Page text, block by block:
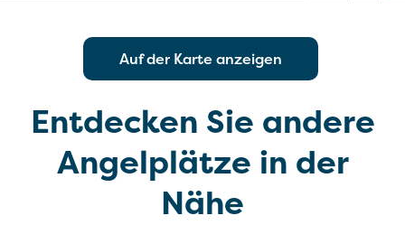
Auf der Karte anzeigen
Entdecken Sie andere
Angelplätze in der
Nähe